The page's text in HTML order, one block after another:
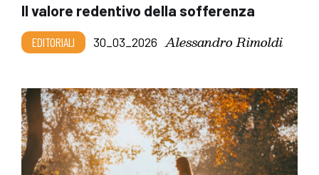
Il valore redentivo della sofferenza
EDITORIALI 30_03_2026 Alessandro Rimoldi